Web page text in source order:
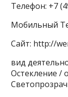
Телефон: +7
Мобильный
Сайт: http://
вид
Остекление /